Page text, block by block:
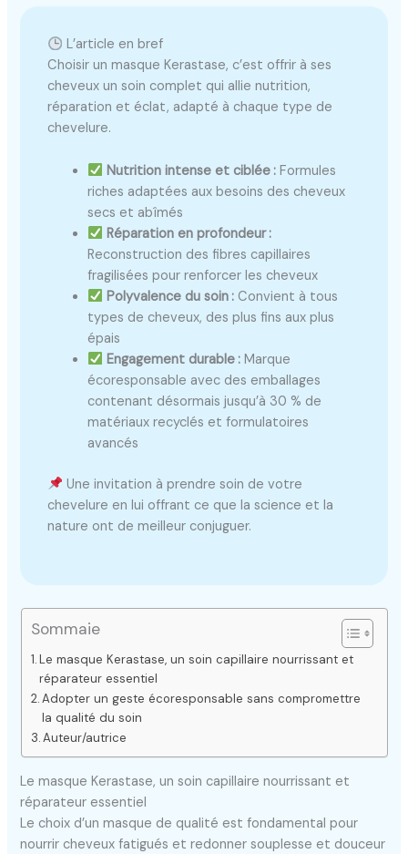
L’article en bref
Choisir un masque Kerastase, c’est offrir à ses
cheveux un soin complet qui allie nutrition,
réparation et éclat, adapté à chaque type de
chevelure.
Nutrition intense et ciblée :Formules
riches adaptées aux besoins des cheveux
secs et abîmés
Réparation en profondeur :
Reconstruction des fibres capillaires
fragilisées pour renforcer les cheveux
Polyvalence du soin :Convient à tous
types de cheveux, des plus fins aux plus
épais
Engagement durable :Marque
écoresponsable avec des emballages
contenant désormais jusqu’à 30 % de
matériaux recyclés et formulatoires
avancés
Une invitation à prendre soin de votre
chevelure en lui offrant ce que la science et la
nature ont de meilleur conjuguer.
Sommaie
Le masque Kerastase, un soin capillaire nourrissant et
réparateur essentiel
Adopter un geste écoresponsable sans compromettre
la qualité du soin
Auteur/autrice
Le masque Kerastase, un soin capillaire nourrissant et
réparateur essentiel
Le choix d’un masque de qualité est fondamental pour
nourrir cheveux fatigués et redonner souplesse et douceur